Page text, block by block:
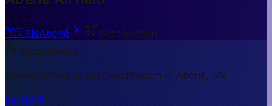
🇸🇳SNAbéné
Geschlossen
Kurzantwort
Abéné Airfield ist ein Geschlossen in Abéné, SN.
LandSN